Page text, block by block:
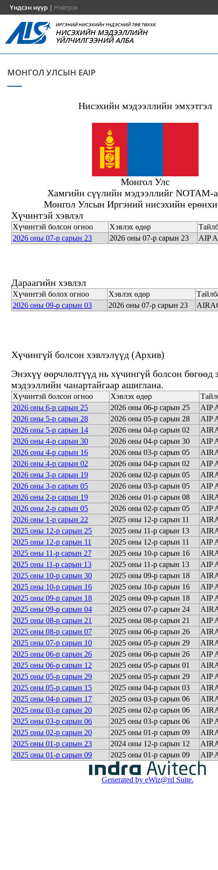
Үндсэн нүүр | Нэвтрэх
ИРГЭНИЙ НИСЭХИЙН ҮНДЭСНИЙ ТӨВ ТӨХХК
НИСЭХИЙН МЭДЭЭЛЛИЙН
ҮЙЛЧИЛГЭЭНИЙ АЛБА
МОНГОЛ УЛСЫН EAIP